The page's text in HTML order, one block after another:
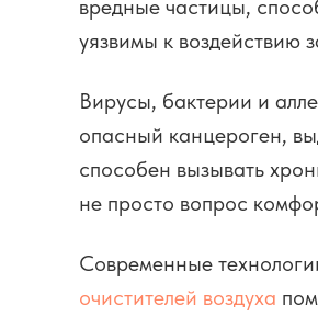
вредные частицы,
уязвимы к воздействию
Вирусы, бактерии и
опасный канцероген,
способен вызывать
не просто вопрос
Современные
очистителей воздуха